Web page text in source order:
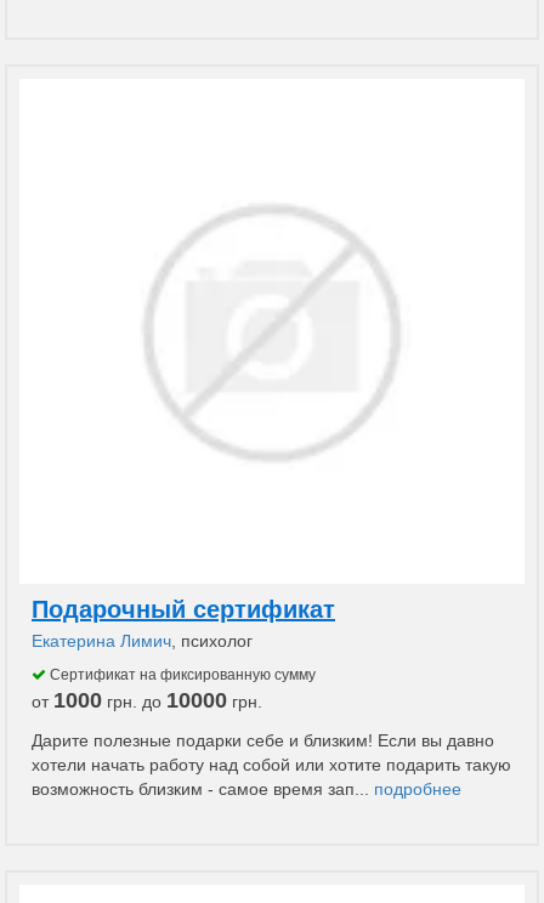
Подарочный сертификат
Екатерина Лимич , психолог
Сертификат на фиксированную сумму
от 1000 грн. до 10000 грн.
Дарите полезные подарки себе и близким! Если вы давно
хотели начать работу над собой или хотите подарить такую
возможность близким - самое время зап... подробнее